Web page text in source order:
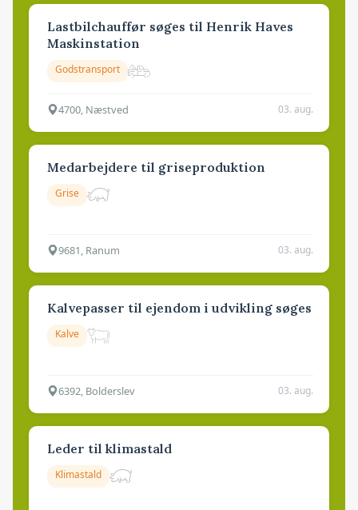
Lastbilchauffør søges til Henrik Haves
Maskinstation
Godstransport
4700, Næstved 03. aug.
Medarbejdere til griseproduktion
Grise
9681, Ranum 03. aug.
Kalvepasser til ejendom i udvikling søges
Kalve
6392, Bolderslev 03. aug.
Leder til klimastald
Klimastald